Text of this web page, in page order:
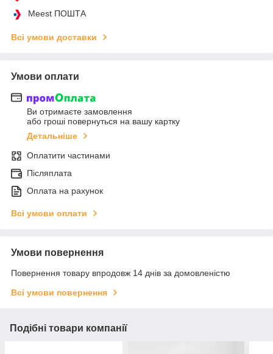
Meest ПОШТА
Всі умови доставки
Умови оплати
Ви отримаєте замовлення
або гроші повернуться на вашу картку
Детальніше
Оплатити частинами
Післяплата
Оплата на рахунок
Всі умови оплати
Умови повернення
Повернення товару впродовж 14 днів за домовленістю
Всі умови повернення
Подібні товари компанії